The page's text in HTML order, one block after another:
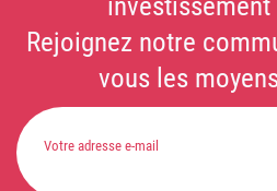
Rejoignez notre
vous les